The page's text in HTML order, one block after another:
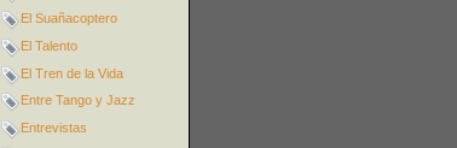
El Suañacoptero
El Talento
El Tren de la Vida
Entre Tango y Jazz
Entrevistas